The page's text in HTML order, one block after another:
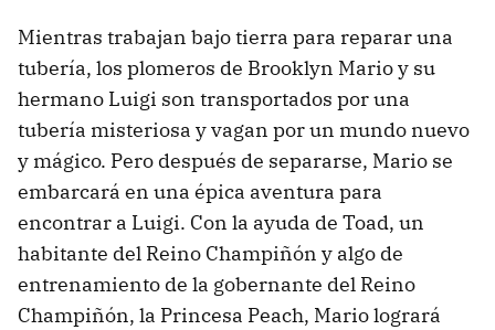
Mientras trabajan bajo tierra para reparar una
tubería, los plomeros de Brooklyn Mario y su
hermano Luigi son transportados por una
tubería misteriosa y vagan por un mundo nuevo
y mágico. Pero después de separarse, Mario se
embarcará en una épica aventura para
encontrar a Luigi. Con la ayuda de Toad, un
habitante del Reino Champiñón y algo de
entrenamiento de la gobernante del Reino
Champiñón, la Princesa Peach, Mario logrará